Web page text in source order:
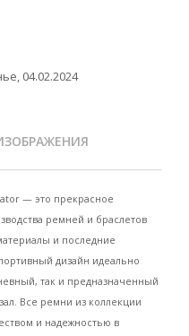
04.02.2024
— это прекрасное
ремней и браслетов
и последние
дизайн идеально
так и предназначенный
Все ремни из коллекции
и надежностью в